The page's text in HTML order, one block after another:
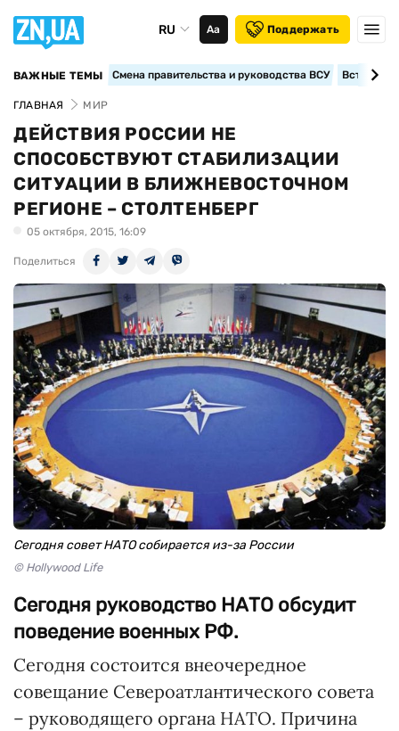
RU Аа Поддержать
ВАЖНЫЕ ТЕМЫ Смена правительства и руководства ВСУ
ГЛАВНАЯ МИР
ДЕЙСТВИЯ РОССИИ НЕ
СПОСОБСТВУЮТ СТАБИЛИЗАЦИИ
СИТУАЦИИ В БЛИЖНЕВОСТОЧНОМ
РЕГИОНЕ – СТОЛТЕНБЕРГ
05 октября, 2015, 16:09
Поделиться
Сегодня совет НАТО собирается из-за России
© Hollywood Life
Сегодня руководство НАТО обсудит
поведение военных РФ.
Сегодня состоится внеочередное
совещание Североатлантического совета
– руководящего органа НАТО. Причина